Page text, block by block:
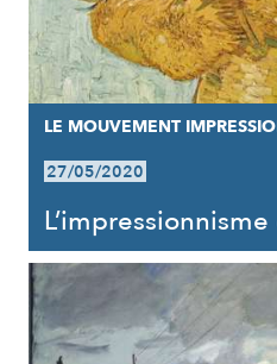
LE MOUVEMENT
27/05/2020